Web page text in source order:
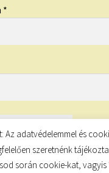
*
Az adatvédelemmel és
szeretnénk
során cookie-kat, vagyis